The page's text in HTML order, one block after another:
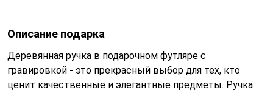
Описание подарка
Деревянная ручка в подарочном футляре с
гравировкой - это прекрасный выбор для тех, кто
ценит качественные и элегантные предметы. Ручка